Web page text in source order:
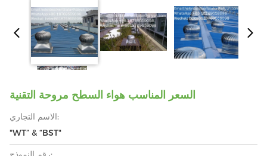
السعر المناسب هواء السطح مروحة التقنية
الاسم التجاري:
"WT” & “BST"